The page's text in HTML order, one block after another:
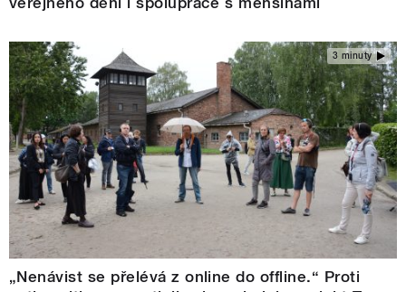
3 minuty
„Nenávist se přelévá z online do offline.“ Proti